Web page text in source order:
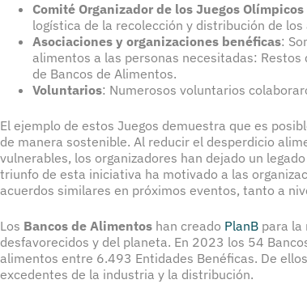
Comité Organizador de los Juegos
logística de la recolección y distribución de
Asociaciones y organizaciones benéficas:
alimentos a las personas necesitadas:
de Bancos de Alimentos.
Voluntarios: Numerosos voluntarios
El ejemplo de estos Juegos demuestra que es
de manera sostenible. Al reducir el desperdicio
vulnerables, los organizadores han dejado un
triunfo de esta iniciativa ha motivado a las
acuerdos similares en próximos eventos, tanto a
Los Bancos de Alimentos han creado PlanB para la
desfavorecidos y del planeta. En 2023 los 54
alimentos entre 6.493 Entidades Benéficas. De
excedentes de la industria y la distribución.